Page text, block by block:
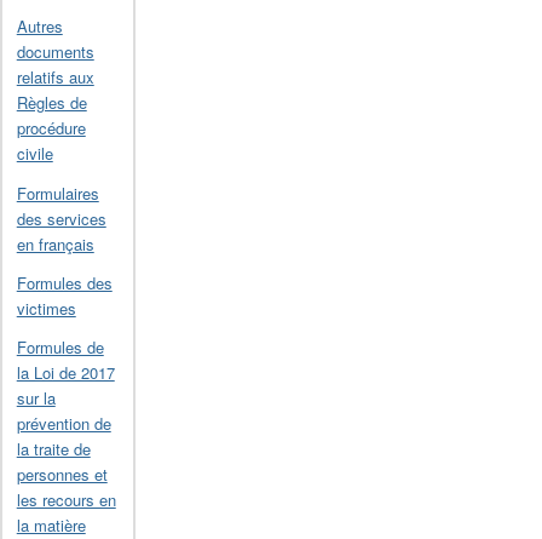
Autres
documents
relatifs aux
Règles de
procédure
civile
Formulaires
des services
en français
Formules des
victimes
Formules de
la Loi de 2017
sur la
prévention de
la traite de
personnes et
les recours en
la matière